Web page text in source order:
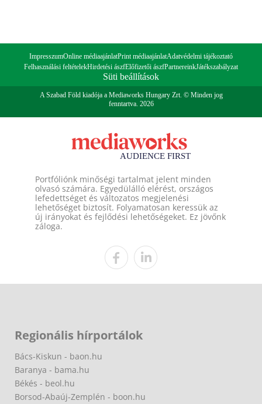
ImpresszumOnline médiaajánlatPrint médiaajánlatAdatvédelmi tájékoztató
Felhasználási feltételekHirdetési ászfElőfizetői ászfPartnereinkJátékszabályzat
Süti beállítások
A Szabad Föld kiadója a Mediaworks Hungary Zrt. © Minden jog
fenntartva. 2026
Portfóliónk minőségi tartalmat jelent minden
olvasó számára. Egyedülálló elérést, országos
lefedettséget és változatos megjelenési
lehetőséget biztosít. Folyamatosan keressük az
új irányokat és fejlődési lehetőségeket. Ez jövőnk
záloga.
Regionális hírportálok
Bács-Kiskun - baon.hu
Baranya - bama.hu
Békés - beol.hu
Borsod-Abaúj-Zemplén - boon.hu